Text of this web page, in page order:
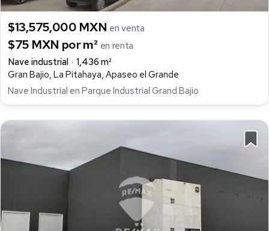
$13,575,000 MXN en venta
$75 MXN por m² en renta
Nave industrial
1,436 m²
Gran Bajio, La Pitahaya, Apaseo el Grande
Nave Industrial en Parque Industrial Grand Bajio